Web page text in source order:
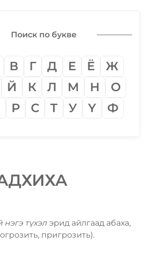
Поиск по букве
В Г Д Е Ё
Ж
Й К Л М Н
О
Р С Т У Ү Ф
нэгэ түхэл эрид айлгаад абаха,
пригрозить).